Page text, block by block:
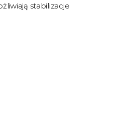
stabilizacje